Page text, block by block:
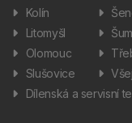
Kolín
Litomyšl
Olomouc
Slušovice
Dílenská a servisní